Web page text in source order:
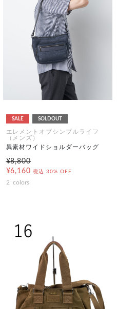
SALE SOLDOUT
エレメントオブシンプルライフ
（メンズ）
異素材ワイドショルダーバッグ
¥8,800
¥6,160 税込 30% OFF
2 colors